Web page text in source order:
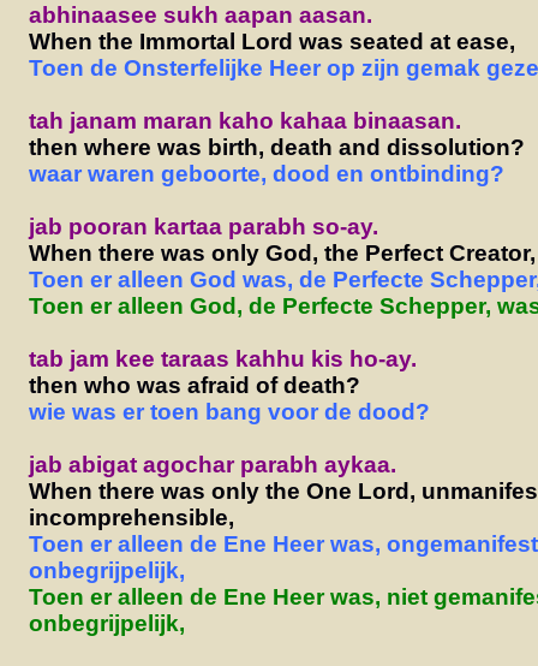
abhinaasee sukh aapan aasan.
When the Immortal Lord was seated at ease,
Toen de Onsterfelijke Heer op zijn gemak
tah janam maran kaho kahaa binaasan.
then where was birth, death and dissolution?
waar waren geboorte, dood en ontbinding?
jab pooran kartaa parabh so-ay.
When there was only God, the Perfect Creator,
Toen er alleen God was, de Perfecte
Toen er alleen God, de Perfecte Schepper,
tab jam kee taraas kahhu kis ho-ay.
then who was afraid of death?
wie was er toen bang voor de dood?
jab abigat agochar parabh aykaa.
When there was only the One Lord,
incomprehensible,
Toen er alleen de Ene Heer was,
onbegrijpelijk,
Toen er alleen de Ene Heer was, niet
onbegrijpelijk,